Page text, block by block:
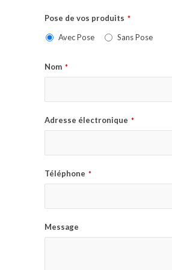
Pose de vos produits *
Avec Pose Sans Pose
Nom *
Adresse électronique *
Téléphone *
Message